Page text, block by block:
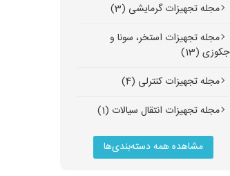
مجله تجهیزات گرمایشی (3)
مجله تجهیزات استخر، سونا و
جکوزی (13)
مجله تجهیزات کنترلی (4)
مجله تجهیزات انتقال سیالات (1)
مشاهده همه دسته‌بندی‌ها